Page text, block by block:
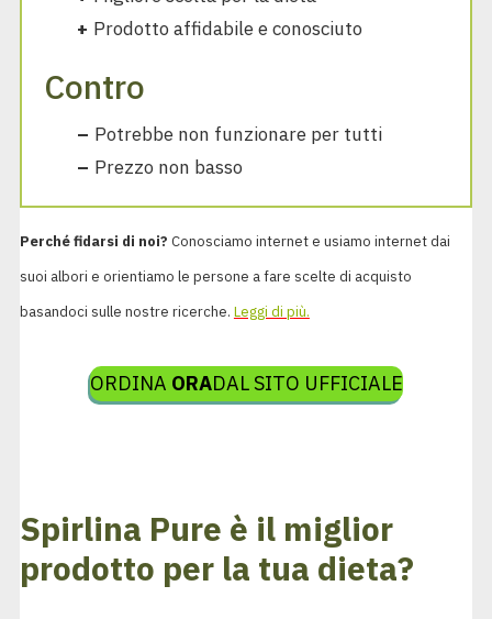
+ Prodotto affidabile e conosciuto
Contro
– Potrebbe non funzionare per tutti
– Prezzo non basso
Perché fidarsi di noi? Conosciamo internet e usiamo internet dai
suoi albori e orientiamo le persone a fare scelte di acquisto
basandoci sulle nostre ricerche. Leggi di più.
ORDINA ORADAL SITO UFFICIALE
Spirlina Pure è il miglior
prodotto per la tua dieta?